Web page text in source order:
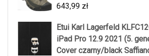
643,99 zł
Etui Karl Lagerfeld
iPad Pro 12.9 2021 (5.
Cover czarny/black